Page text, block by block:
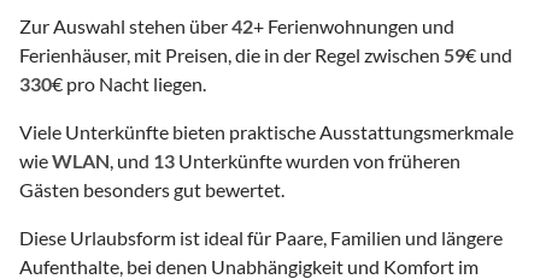
Zur Auswahl stehen über42+ Ferienwohnungen und
Ferienhäuser, mit Preisen, die in der Regel zwischen 59€ und
330€ pro Nacht liegen.
Viele Unterkünfte bieten praktische Ausstattungsmerkmale
wieWLAN, und 13 Unterkünfte wurden von früheren
Gästen besonders gut bewertet.
Diese Urlaubsform ist ideal für Paare, Familien und längere
Aufenthalte, bei denen Unabhängigkeit und Komfort im